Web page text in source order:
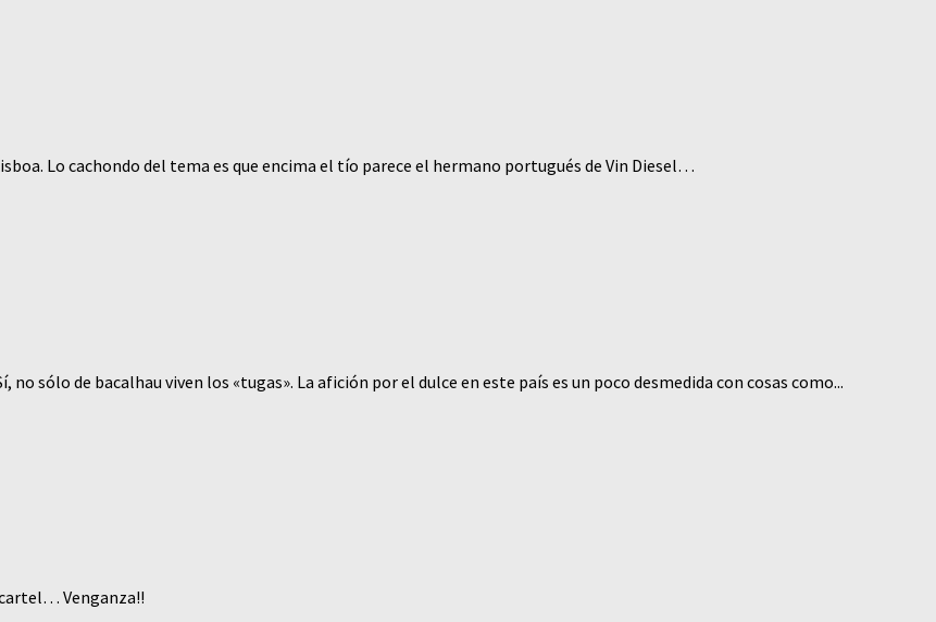
Lo cachondo del tema es que encima el tío parece el hermano portugués de Vin Diesel…
sólo de bacalhau viven los «tugas». La afición por el dulce en este país es un poco desmedida con cosas como...
Venganza!!